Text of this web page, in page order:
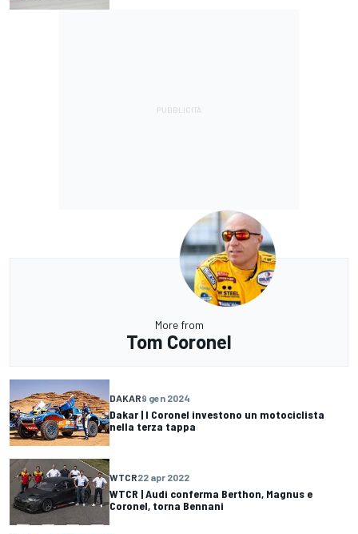
More from
Tom Coronel
DAKAR9 gen 2024
Dakar | I Coronel investono un motociclista
nella terza tappa
WTCR22 apr 2022
WTCR | Audi conferma Berthon, Magnus e
Coronel, torna Bennani